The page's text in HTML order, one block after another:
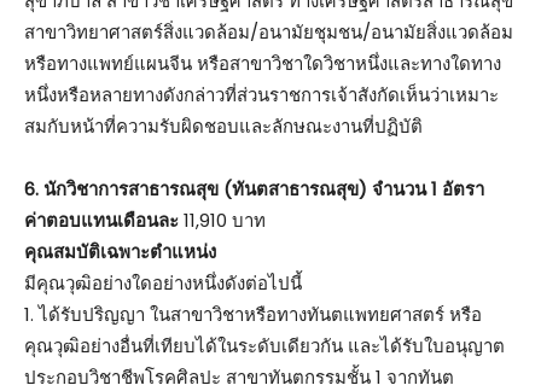
สาขาวิทยาศาสตร์สิ่งแวดล้อม/อนามัยชุมชน/อนามัยสิ่งแวดล้อม
หรือทางแพทย์แผนจีน หรือสาขาวิชาใดวิชาหนึ่งและทางใดทาง
หนึ่งหรือหลายทางดังกล่าวที่ส่วนราชการเจ้าสังกัดเห็นว่าเหมาะ
สมกับหน้าที่ความรับผิดชอบและลักษณะงานที่ปฏิบัติ
6. นักวิชาการสาธารณสุข (ทันตสาธารณสุข) จำนวน 1 อัตรา
ค่าตอบแทนเดือนละ11,910 บาท
คุณสมบัติเฉพาะตำแหน่ง
มีคุณวุฒิอย่างใดอย่างหนึ่งดังต่อไปนี้
1. ได้รับปริญญา ในสาขาวิชาหรือทางทันตแพทยศาสตร์ หรือ
คุณวุฒิอย่างอื่นที่เทียบได้ในระดับเดียวกัน และได้รับใบอนุญาต
ประกอบวิชาชีพโรคศิลปะ สาขาทันตกรรมชั้น 1 จากทันต